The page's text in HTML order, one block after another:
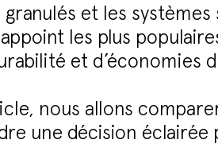
granulés et les
les plus
et d’économies
nous allons
une décision